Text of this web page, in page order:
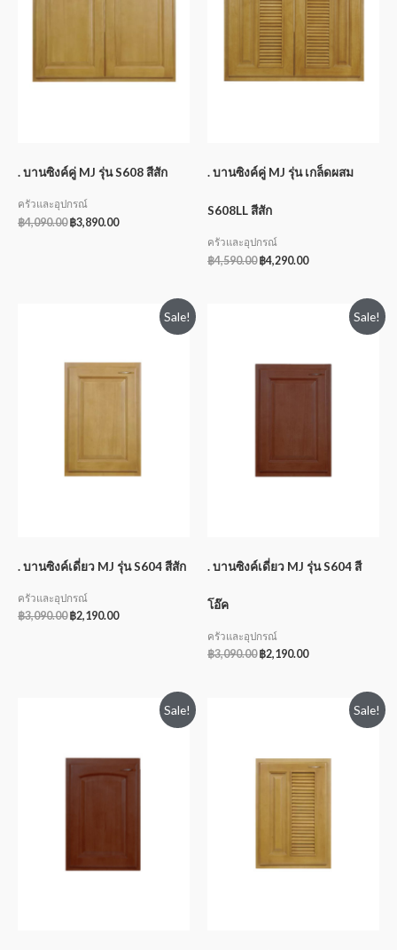
. บานซิงค์คู่ MJ รุ่น S608 สีสัก
ครัวและอุปกรณ์
฿4,090.00 ฿3,890.00
. บานซิงค์คู่ MJ รุ่น เกล็ดผสม
S608LL สีสัก
ครัวและอุปกรณ์
฿4,590.00 ฿4,290.00
Sale!
. บานซิงค์เดี่ยว MJ รุ่น S604 สีสัก
ครัวและอุปกรณ์
฿3,090.00 ฿2,190.00
Sale!
. บานซิงค์เดี่ยว MJ รุ่น S604 สี
โอ๊ค
ครัวและอุปกรณ์
฿3,090.00 ฿2,190.00
Sale! Sale!